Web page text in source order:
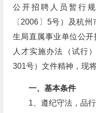
公开招聘人员暂行
〔2006〕5号）及杭
生局直属事业单位公
人才实施办法（试行
301号）文件精神，现
一、基本条件
1、遵纪守法，品行